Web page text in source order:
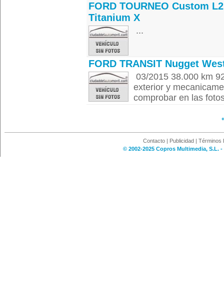
FORD TOURNEO Custom L2
Titanium X
...
FORD TRANSIT Nugget
03/2015 38.000 km
exterior y
comprobar en las
Contacto | Publicidad | Términos
© 2002-2025 Copros Multimedia, S.L.